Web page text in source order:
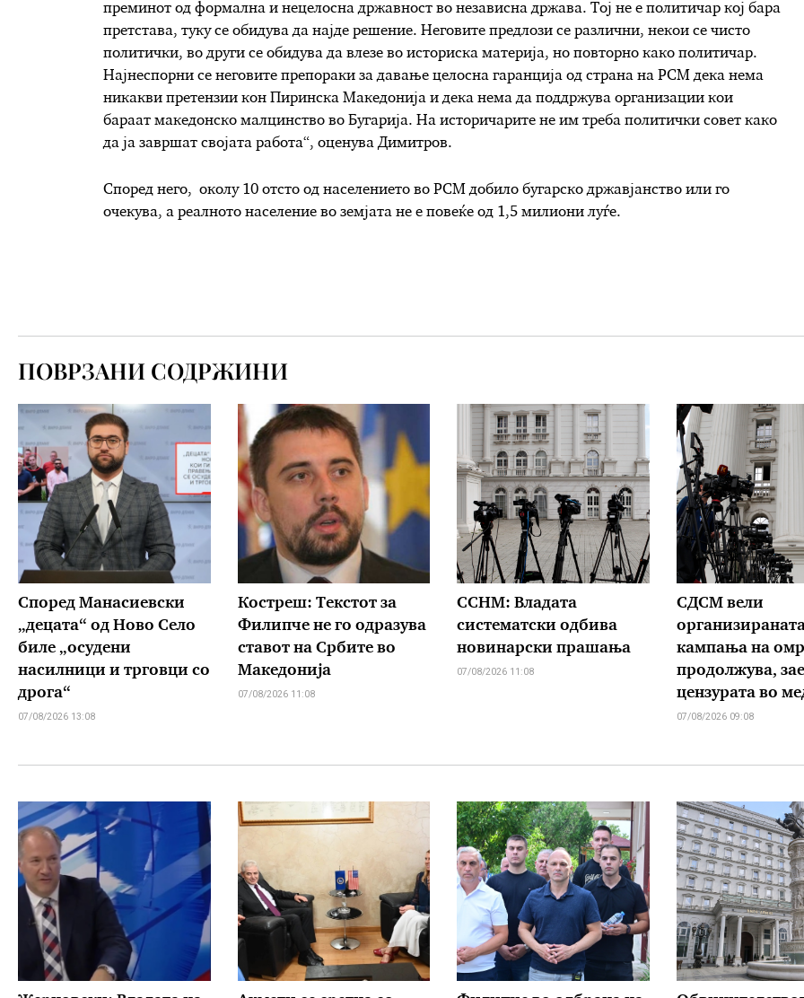
преминот од формална и нецелосна државност во независна држава. Тој не е политичар кој бара
претстава, туку се обидува да најде решение. Неговите предлози се различни, некои се чисто
политички, во други се обидува да влезе во историска материја, но повторно како политичар.
Најнеспорни се неговите препораки за давање целосна гаранција од страна на РСМ дека нема
никакви претензии кон Пиринска Македонија и дека нема да поддржува организации кои
бараат македонско малцинство во Бугарија. На историчарите не им треба политички совет како
да ја завршат својата работа“, оценува Димитров.
Според него, околу 10 отсто од населението во РСМ добило бугарско државјанство или го
очекува, а реалното население во земјата не е повеќе од 1,5 милиони луѓе.
ПОВРЗАНИ СОДРЖИНИ
Според Манасиевски
„децата“ од Ново Село
биле „осудени
насилници и трговци со
дрога“
07/08/2026 13:08
Костреш: Текстот за
Филипче не го одразува
ставот на Србите во
Македонија
07/08/2026 11:08
ССНМ: Владата
систематски одбива
новинарски прашања
07/08/2026 11:08
СДСМ вели
кампања на
продолжува,
цензурата во
07/08/2026 09:08